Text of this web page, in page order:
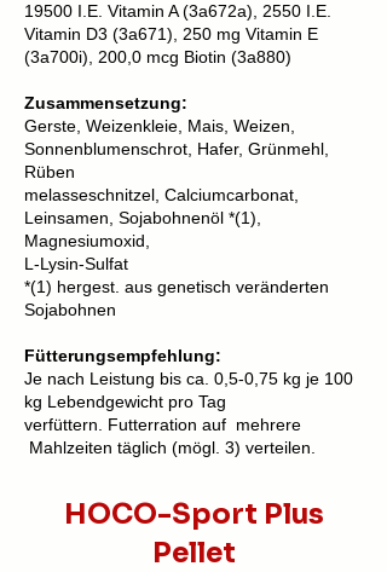
19500 I.E. Vitamin A (3a672a), 2550 I.E.
Vitamin D3 (3a671), 250 mg Vitamin E
(3a700i), 200,0 mcg Biotin (3a880)
Zusammensetzung:
Gerste, Weizenkleie, Mais, Weizen,
Sonnenblumenschrot, Hafer, Grünmehl,
Rüben
melasseschnitzel, Calciumcarbonat,
Leinsamen, Sojabohnenöl *(1),
Magnesiumoxid,
L-Lysin-Sulfat
*(1) hergest. aus genetisch veränderten
Sojabohnen
Fütterungsempfehlung:
Je nach Leistung bis ca. 0,5-0,75 kg je 100
kg Lebendgewicht pro Tag
verfüttern. Futterration auf mehrere
Mahlzeiten täglich (mögl. 3) verteilen.
HOCO-Sport Plus
Pellet